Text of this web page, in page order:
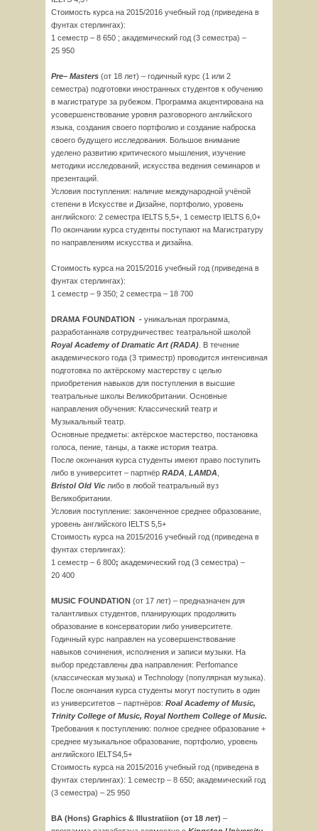
Стоимость курса на 2015/2016 учебный год (приведена в
фунтах стерлингах):
1 семестр – 8 650 ; академический год (3 семестра) –
25 950
Pre– Masters (от 18 лет) – годичный курс (1 или 2
семестра) подготовки иностранных студентов к обучению
в магистратуре за рубежом. Программа акцентирована на
усовершенствование уровня разговорного английского
языка, создания своего портфолио и создание наброска
своего будущего исследования. Большое внимание
уделено развитию критического мышления, изучение
методики исследований, искусства ведения семинаров и
презентаций.
Условия поступления: наличие международной учёной
степени в Искусстве и Дизайне, портфолио, уровень
английского: 2 семестра IELTS 5,5+, 1 семестр IELTS 6,0+
По окончании курса студенты поступают на Магистратуру
по направлениям искусства и дизайна.
Стоимость курса на 2015/2016 учебный год (приведена в
фунтах стерлингах):
1 семестр – 9 350; 2 семестра – 18 700
DRAMA FOUNDATION - уникальная программа,
разработаннаяв сотрудничествес театральной школой
RoyalAcademyofDramatic Art (RADA) . В течение
академического года (3 триместр) проводится интенсивная
подготовка по актёрскому мастерству с целью
приобретения навыков для поступления в высшие
театральные школы Великобритании. Основные
направления обучения: Классический театр и
Музыкальный театр.
Основные предметы: актёрское мастерство, постановка
голоса, пение, танцы, а также история театра.
После окончания курса студенты имеют право поступить
либо в университет – партнёр RADA LAMDA
BristolOld Vic либо в любой театральный вуз
Великобритании.
Условия поступление: законченное среднее образование,
уровень английского IELTS 5,5+
Стоимость курса на 2015/2016 учебный год (приведена в
фунтах стерлингах):
1 семестр – 6 800; академический год (3 семестра) –
20 400
MUSIC FOUNDATION (от 17 лет) – предназначен для
талантливых студентов, планирующих продолжить
образование в консерватории либо университете.
Годичный курс направлен на усовершенствование
навыков сочинения, исполнения и записи музыки. На
выбор представлены два направления: Perfomance
(классическая музыка) и Technology (популярная музыка).
После окончания курса студенты могут поступить в один
из университетов – партнёров: RoalAcademyofMusic,
TrinityCollege ofMusic, RoyalNorthem College ofMusic.
Требования к поступлению: полное среднее образование +
среднее музыкальное образование, портфолио, уровень
английского IELTS4,5+
Стоимость курса на 2015/2016 учебный год (приведена в
фунтах стерлингах): 1 семестр – 8 650; академический год
(3 семестра) – 25 950
BA (Hons) Graphics & Illustratiion (от 18 лет) –